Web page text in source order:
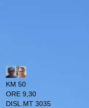
KM 50
ORE 9,30
DISL.MT 3035